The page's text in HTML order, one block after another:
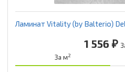
Ламинат Vitality (by Balterio)
1 556 ₽
За м2